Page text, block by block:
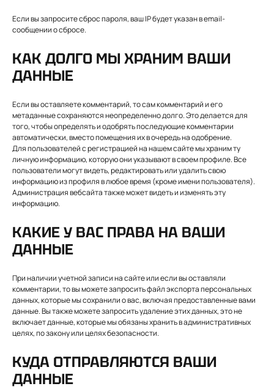
Если вы запросите сброс пароля, ваш IP будет указан в email-
сообщении о сбросе.
КАК ДОЛГО МЫ ХРАНИМ ВАШИ
ДАННЫЕ
Если вы оставляете комментарий, то сам комментарий и его
метаданные сохраняются неопределенно долго. Это делается для
того, чтобы определять и одобрять последующие комментарии
автоматически, вместо помещения их в очередь на одобрение.
Для пользователей с регистрацией на нашем сайте мы храним ту
личную информацию, которую они указывают в своем профиле. Все
пользователи могут видеть, редактировать или удалить свою
информацию из профиля в любое время (кроме имени пользователя).
Администрация вебсайта также может видеть и изменять эту
информацию.
КАКИЕ У ВАС ПРАВА НА ВАШИ
ДАННЫЕ
При наличии учетной записи на сайте или если вы оставляли
комментарии, то вы можете запросить файл экспорта персональных
данных, которые мы сохранили о вас, включая предоставленные вами
данные. Вы также можете запросить удаление этих данных, это не
включает данные, которые мы обязаны хранить в административных
целях, по закону или целях безопасности.
КУДА ОТПРАВЛЯЮТСЯ ВАШИ
ДАННЫЕ